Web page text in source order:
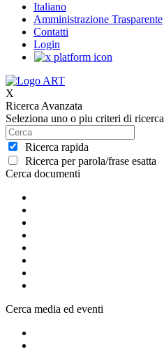
Italiano
Amministrazione Trasparente
Contatti
Login
X
Ricerca Avanzata
Seleziona uno o piu criteri di ricerca
Ricerca rapida
Ricerca per parola/frase esatta
Cerca documenti
Cerca media ed eventi